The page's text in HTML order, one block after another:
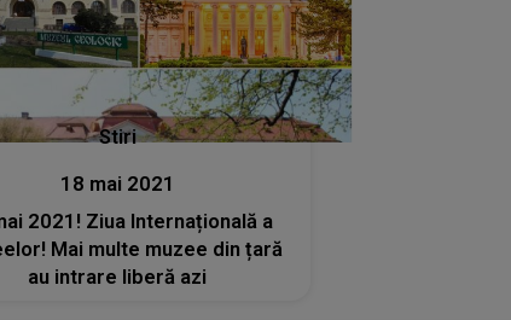
Stiri
18 mai 2021
2021! Ziua Internațională a
Mai multe muzee din țară
au intrare liberă azi